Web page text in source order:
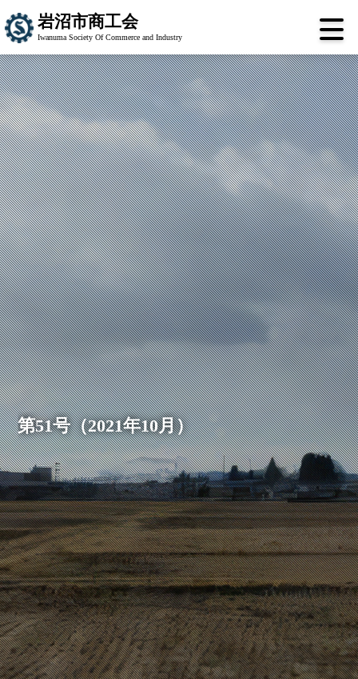
岩沼市商工会
Iwanuma Society Of Commerce and Industry
第51号（2021年10月）